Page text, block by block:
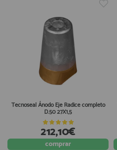
Tecnoseal Ánodo Eje Radice completo
D.50 27X1,5
212,10€
comprar